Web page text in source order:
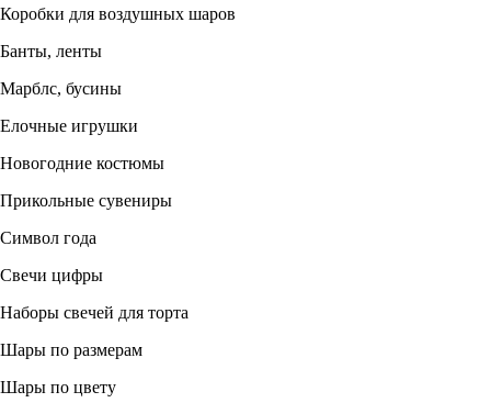
Коробки для воздушных шаров
Банты, ленты
Марблс, бусины
Елочные игрушки
Новогодние костюмы
Прикольные сувениры
Символ года
Свечи цифры
Наборы свечей для торта
Шары по размерам
Шары по цвету